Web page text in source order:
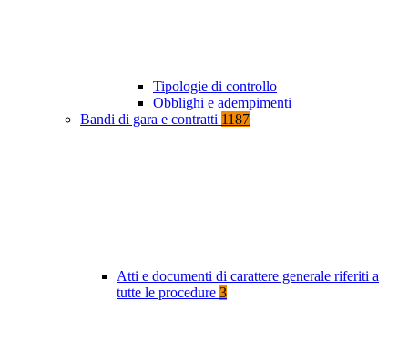
Tipologie di controllo
Obblighi e adempimenti
Bandi di gara e contratti 1187
Atti e documenti di carattere generale riferiti a
tutte le procedure 3